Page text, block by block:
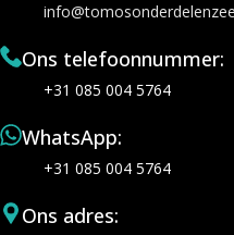
Ons telefoonnummer:
+31 085 004 5764
WhatsApp:
+31 085 004 5764
Ons adres: